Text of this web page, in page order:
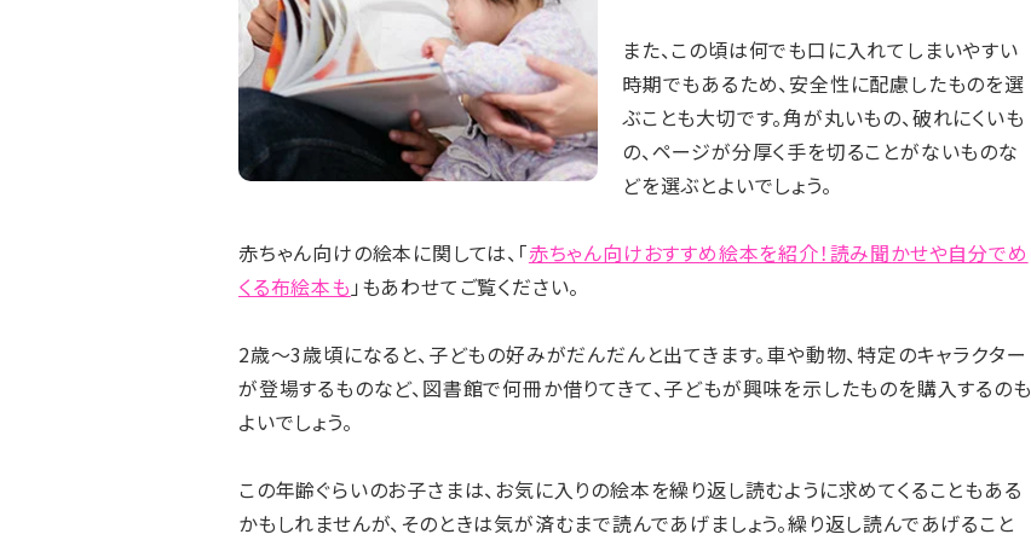
また、この頃は何でも口に入れてしまいやすい
時期でもあるため、安全性に配慮したものを選
ぶことも大切です。角が丸いもの、破れにくいも
の、ページが分厚く手を切ることがないものな
どを選ぶとよいでしょう。
赤ちゃん向けの絵本に関しては、「赤ちゃん向けおすすめ絵本を紹介！読み聞かせや自分でめ
くる布絵本も 」もあわせてご覧ください。
2歳～3歳頃になると、子どもの好みがだんだんと出てきます。車や動物、特定のキャラクター
が登場するものなど、図書館で何冊か借りてきて、子どもが興味を示したものを購入するのも
よいでしょう。
この年齢ぐらいのお子さまは、お気に入りの絵本を繰り返し読むように求めてくることもある
かもしれませんが、そのときは気が済むまで読んであげましょう。繰り返し読んであげること